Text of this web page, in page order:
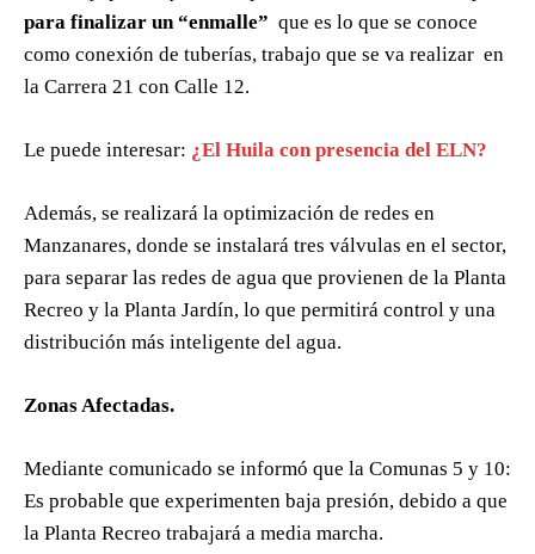
para finalizar un “enmalle” que es lo que se conoce
como conexión de tuberías, trabajo que se va realizar en
la Carrera 21 con Calle 12.
Le puede interesar: ¿El Huila con presencia del ELN?
Además, se realizará la optimización de redes en
Manzanares, donde se instalará tres válvulas en el sector,
para separar las redes de agua que provienen de la Planta
Recreo y la Planta Jardín, lo que permitirá control y una
distribución más inteligente del agua.
Zonas Afectadas.
Mediante comunicado se informó que la Comunas 5 y 10:
Es probable que experimenten baja presión, debido a que
la Planta Recreo trabajará a media marcha.